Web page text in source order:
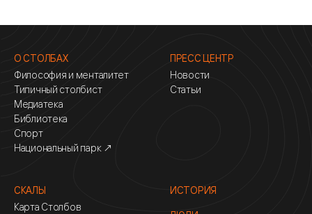
О СТОЛБАХ
Философия и менталитет
Типичный столбист
Медиатека
Библиотека
Спорт
Национальный парк ↗
ПРЕСС ЦЕНТР
Новости
Статьи
СКАЛЫ
Карта Столбов
ИСТОРИЯ